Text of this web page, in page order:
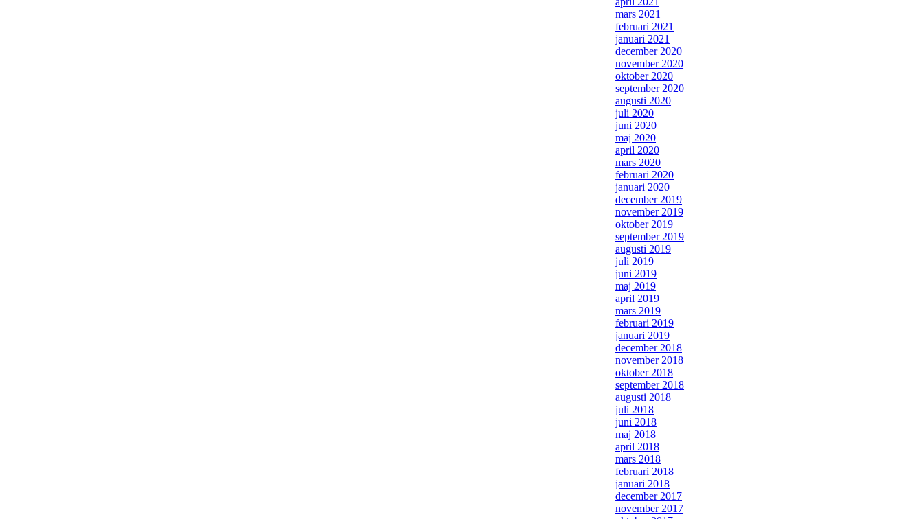
mars 2021
februari 2021
januari 2021
december 2020
november 2020
oktober 2020
september 2020
augusti 2020
juli 2020
juni 2020
maj 2020
april 2020
mars 2020
februari 2020
januari 2020
december 2019
november 2019
oktober 2019
september 2019
augusti 2019
juli 2019
juni 2019
maj 2019
april 2019
mars 2019
februari 2019
januari 2019
december 2018
november 2018
oktober 2018
september 2018
augusti 2018
juli 2018
juni 2018
maj 2018
april 2018
mars 2018
februari 2018
januari 2018
december 2017
november 2017